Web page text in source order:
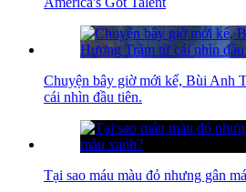
Chuyện bây giờ mới kể, Bùi Anh
cái nhìn đầu tiên.
Tại sao máu màu đỏ nhưng gân